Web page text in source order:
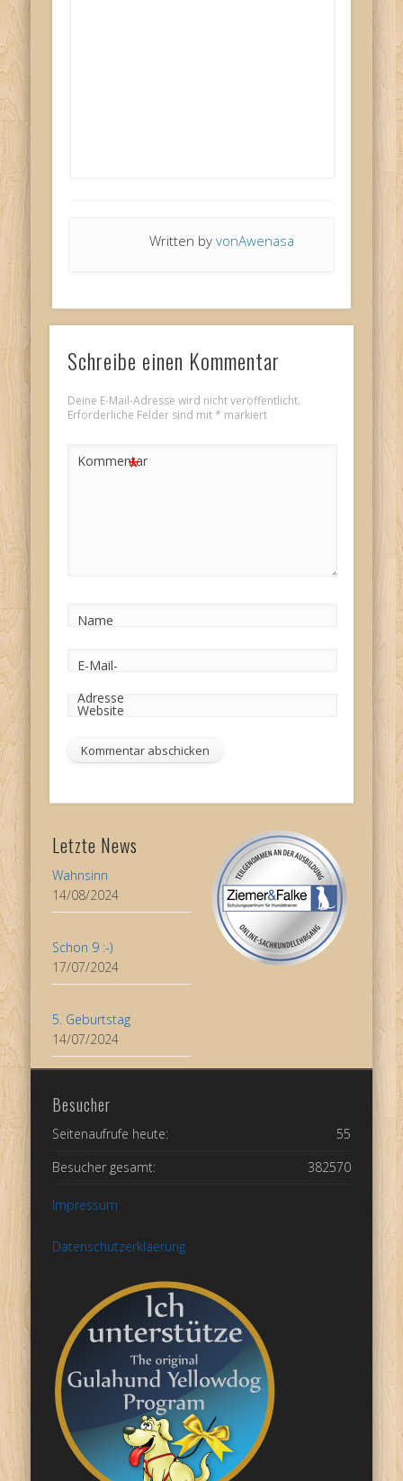
Written byvonAwenasa
Schreibe einen Kommentar
Deine E-Mail-Adresse wird nicht veröffentlicht.
Erforderliche Felder sind mit* markiert
Kommentar
*
Name
E-Mail-
Adresse
Website
Letzte News
Wahnsinn
14/08/2024
Schon 9 :-)
17/07/2024
5. Geburtstag
14/07/2024
Besucher
55
Seitenaufrufe heute:
382570
Besucher gesamt:
Impressum
Datenschutzerklaerung